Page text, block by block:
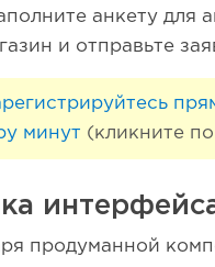
анкету для
и отправьте
минут (кликните
продуманной